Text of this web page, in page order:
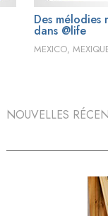
Des
dans @life
MEXICO,
NOUVELLES